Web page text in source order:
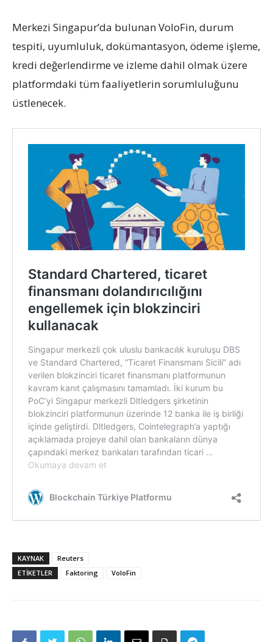
Merkezi Singapur’da bulunan VoloFin, durum
tespiti, uyumluluk, dokümantasyon, ödeme işleme,
kredi değerlendirme ve izleme dahil olmak üzere
platformdaki tüm faaliyetlerin sorumluluğunu
üstlenecek.
KAYNAK
Reuters
ETIKETLER
Faktoring VoloFin